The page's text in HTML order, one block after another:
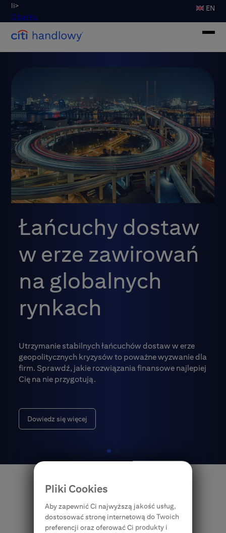
li>
O banku
EN
Łańcuchy dostaw
w erze zawirowań
na globalnych
rynkach
Utrzymanie stabilnych łańcuchów dostaw w erze
geopolitycznych kryzysów to poważne wyzwanie dla
firm. Sprawdź, jakie rozwiązania finansowe najlepiej
Cię na nie przygotują.
Dowiedz się więcej
Bankowość przedsiębiorstw
Pliki Cookies
Aby zapewnić Ci najwyższą jakość usług,
dostosować stronę internetową do Twoich
preferencji oraz oferować Ci produkty i